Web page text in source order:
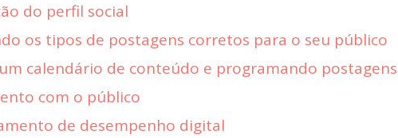
do perfil social
os tipos de postagens corretos para o seu público
calendário de conteúdo e programando postagens
com o público
de desempenho digital